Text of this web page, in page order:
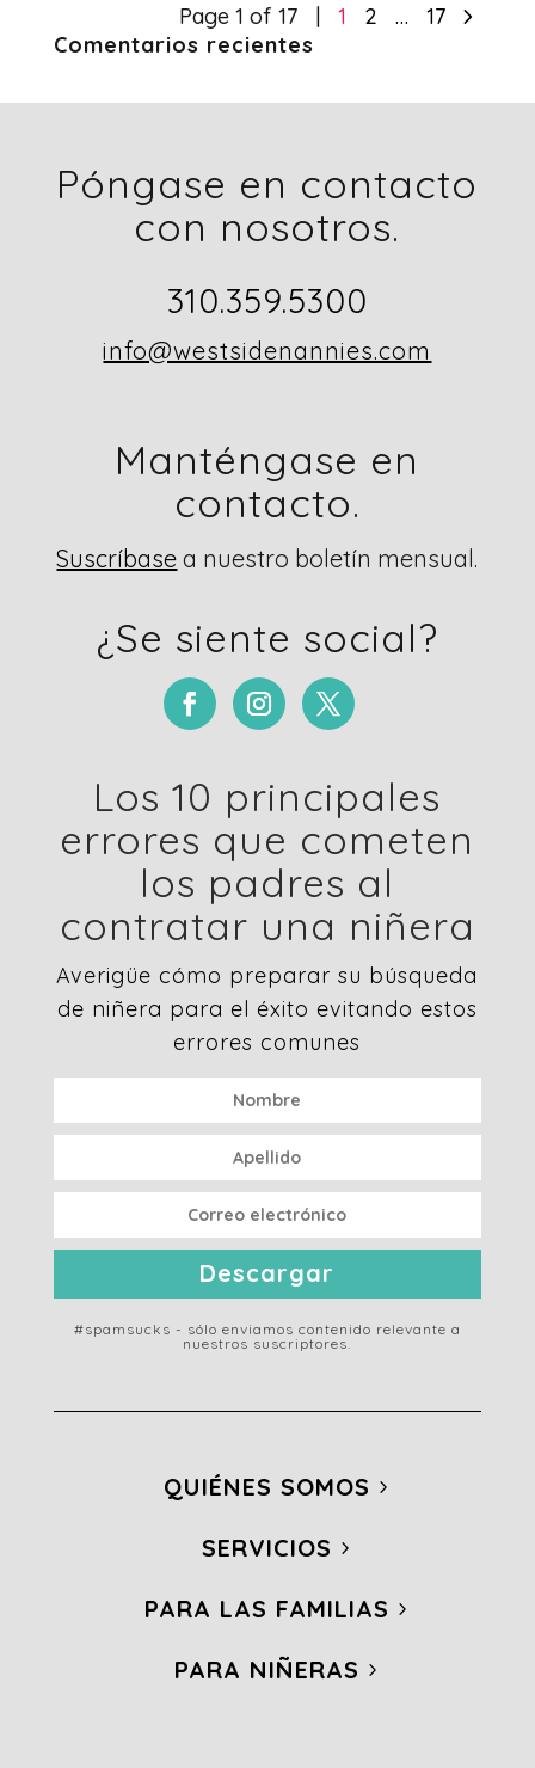
1 2 … 17 5
Page 1 of 17
Comentarios recientes
Póngase en contacto
con nosotros.
310.359.5300
info@westsidenannies.com
Manténgase en
contacto.
Suscríbase a nuestro boletín mensual.
¿Se siente social?
Los 10 principales
errores que cometen
los padres al
contratar una niñera
Averigüe cómo preparar su búsqueda
de niñera para el éxito evitando estos
errores comunes
Descargar
#spamsucks - sólo enviamos contenido relevante a
nuestros suscriptores.
QUIÉNES SOMOS
SERVICIOS
PARA LAS FAMILIAS
PARA NIÑERAS